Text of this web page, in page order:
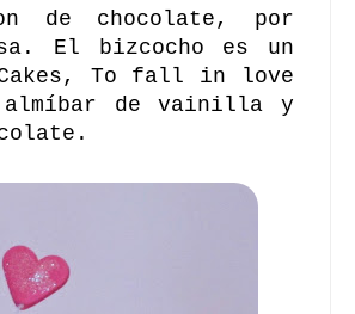
de chocolate, por
El bizcocho es un
To fall in love
almíbar de vainilla y
.